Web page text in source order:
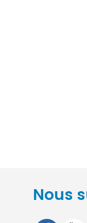
Nous